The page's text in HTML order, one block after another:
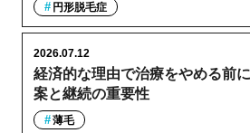
円形脱毛症
経済的な理由で治療をやめる前
案と継続の重要性
2026.07.12
薄毛